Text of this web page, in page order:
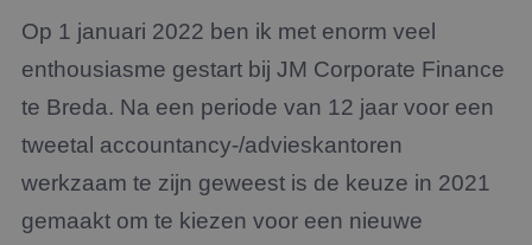
Op 1 januari 2022 ben ik met enorm veel
enthousiasme gestart bij JM Corporate Finance
te Breda. Na een periode van 12 jaar voor een
tweetal accountancy-/advieskantoren
werkzaam te zijn geweest is de keuze in 2021
gemaakt om te kiezen voor een nieuwe